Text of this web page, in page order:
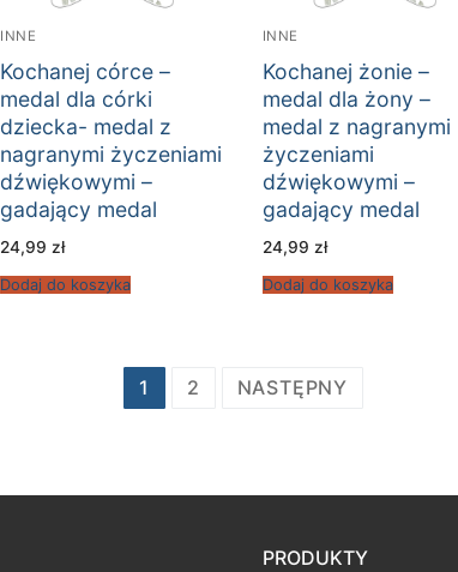
INNE
Kochanej córce –
medal dla córki
dziecka- medal z
nagranymi życzeniami
dźwiękowymi –
gadający medal
24,99 zł
Dodaj do koszyka
INNE
Kochanej żonie –
medal dla żony –
medal z nagranymi
życzeniami
dźwiękowymi –
gadający medal
24,99 zł
Dodaj do koszyka
1 2 NASTĘPNY
PRODUKTY